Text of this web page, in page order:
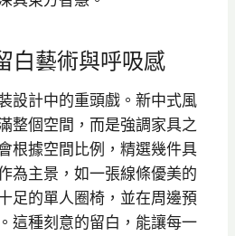
白藝術與呼吸感
設計中的重頭戲。新中式風
整個空間，而是強調家具之
根據空間比例，精選幾件具
為主景，如一張線條優美的
足的單人圈椅，並在周邊預
這種刻意的留白，能讓每一